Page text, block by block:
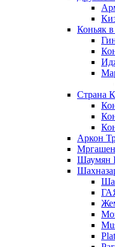
Коньяк
Страна
Аркон
Мргашен
Шаумян